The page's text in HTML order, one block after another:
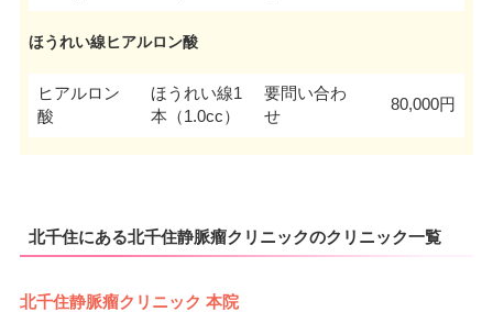
ほうれい線ヒアルロン酸
ヒアルロン
酸
ほうれい線1
本（1.0cc）
要問い合わ
せ
80,000円
北千住にある北千住静脈瘤クリニックのクリニック一覧
北千住静脈瘤クリニック 本院